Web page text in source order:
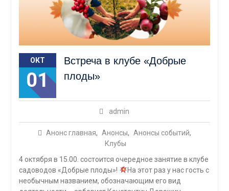
ОКТ
01
Встреча в клубе «Добрые
плоды»
admin
Анонс главная, Анонсы, Анонсы событий,
Клубы
4 октября в 15.00. состоится очередное занятие в клубе
садоводов «Добрые плоды»!
На этот раз у нас гость с
необычным названием, обозначающим его вид